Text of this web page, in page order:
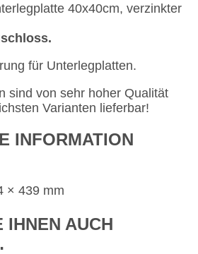
40x40cm, verzinkter
für Unterlegplatten.
sind von sehr hoher Qualität
Varianten lieferbar!
INFORMATION
× 439 mm
IHNEN AUCH